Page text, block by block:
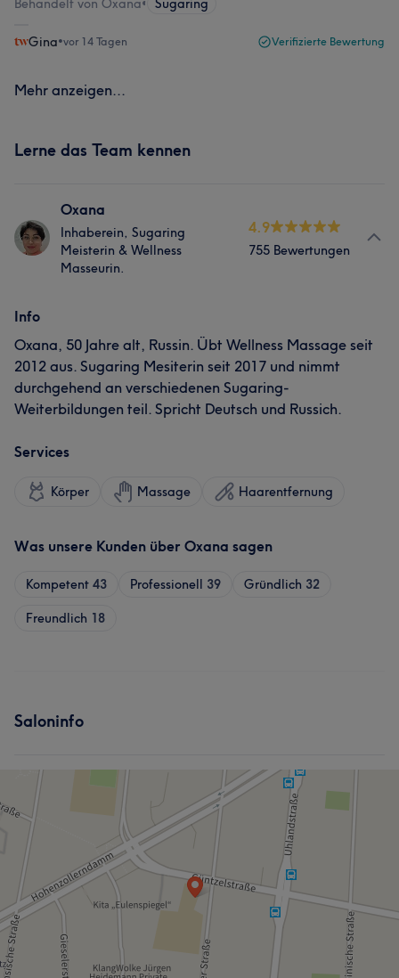
Behandelt von Oxana• Sugaring
Gina•vor 14 Tagen Verifizierte Bewertung
Mehr anzeigen...
Lerne das Team kennen
Oxana
Inhaberein, Sugaring
Meisterin & Wellness
Masseurin.
4.9
755 Bewertungen
Info
Oxana, 50 Jahre alt, Russin. Übt Wellness Massage seit
2012 aus. Sugaring Mesiterin seit 2017 und nimmt
durchgehend an verschiedenen Sugaring-
Weiterbildungen teil. Spricht Deutsch und Russich.
Services
Körper Massage Haarentfernung
Was unsere Kunden über Oxana sagen
Kompetent 43 Professionell 39 Gründlich 32
Freundlich 18
Saloninfo